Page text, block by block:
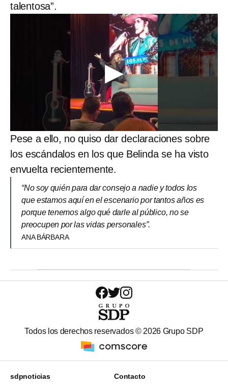
talentosa”.
Pese a ello, no quiso dar declaraciones sobre
los escándalos en los que Belinda se ha visto
envuelta recientemente.
“No soy quién para dar consejo a nadie y todos los
que estamos aquí en el escenario por tantos años es
porque tenemos algo qué darle al público, no se
preocupen por las vidas personales”.
ANA BÁRBARA
Todos los derechos reservados © 2026 Grupo SDP
sdpnoticias Contacto